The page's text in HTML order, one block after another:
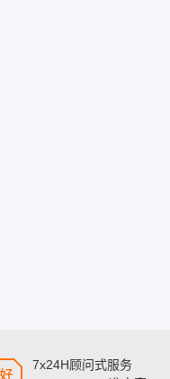
7x24H顾问式服务